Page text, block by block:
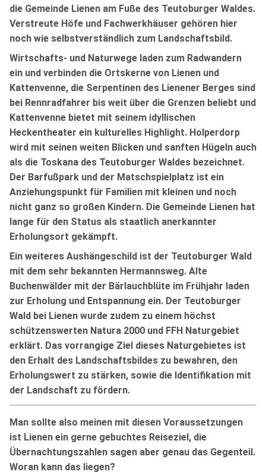
die Gemeinde Lienen am Fuße des Teutoburger Waldes.
Verstreute Höfe und Fachwerkhäuser gehören hier
noch wie selbstverständlich zum Landschaftsbild.
Wirtschafts- und Naturwege laden zum Radwandern
ein und verbinden die Ortskerne von Lienen und
Kattenvenne, die Serpentinen des Lienener Berges sind
bei Rennradfahrer bis weit über die Grenzen beliebt und
Kattenvenne bietet mit seinem idyllischen
Heckentheater ein kulturelles Highlight. Holperdorp
wird mit seinen weiten Blicken und sanften Hügeln auch
als die Toskana des Teutoburger Waldes bezeichnet.
Der Barfußpark und der Matschspielplatz ist ein
Anziehungspunkt für Familien mit kleinen und noch
nicht ganz so großen Kindern. Die Gemeinde Lienen hat
lange für den Status als staatlich anerkannter
Erholungsort gekämpft.
Ein weiteres Aushängeschild ist der Teutoburger Wald
mit dem sehr bekannten Hermannsweg. Alte
Buchenwälder mit der Bärlauchblüte im Frühjahr laden
zur Erholung und Entspannung ein. Der Teutoburger
Wald bei Lienen wurde zudem zu einem höchst
schützenswerten Natura 2000 und FFH Naturgebiet
erklärt. Das vorrangige Ziel dieses Naturgebietes ist
den Erhalt des Landschaftsbildes zu bewahren, den
Erholungswert zu stärken, sowie die Identifikation mit
der Landschaft zu fördern.
Man sollte also meinen mit diesen Voraussetzungen
ist Lienen ein gerne gebuchtes Reiseziel, die
Übernachtungszahlen sagen aber genau das Gegenteil.
Woran kann das liegen?